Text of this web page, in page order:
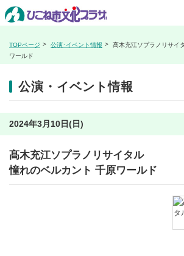
TOPページ 公演･イベント情報
髙木充江ソプラノリサ
ワールド
公演・イベント情報
2024年3月10日(日)
髙木充江ソプラノリサイタル
憧れのベルカント 千原ワールド